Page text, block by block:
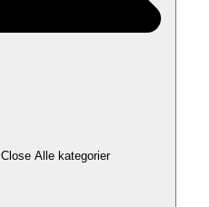
Close Alle kategorier